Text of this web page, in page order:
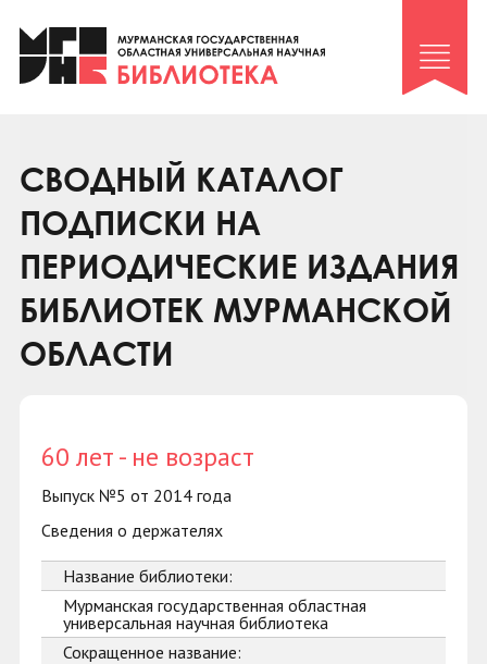
Клуб «Гиря и сельдерей»
Клуб «Семейный архив»
Коллегам
Контакты
СВОДНЫЙ КАТАЛОГ
ПОДПИСКИ НА
ПЕРИОДИЧЕСКИЕ ИЗДАНИЯ
БИБЛИОТЕК МУРМАНСКОЙ
ОБЛАСТИ
60 лет - не возраст
Выпуск №5 от 2014 года
Сведения о держателях
Название библиотеки:
Мурманская государственная областная
универсальная научная библиотека
Сокращенное название: